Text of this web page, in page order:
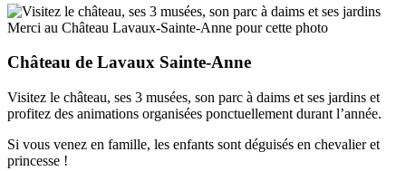
Merci au Château Lavaux-Sainte-Anne pour cette photo
Château de Lavaux Sainte-Anne
Visitez le château, ses 3 musées, son parc à daims et ses jardins et
profitez des animations organisées ponctuellement durant l’année.
Si vous venez en famille, les enfants sont déguisés en chevalier et
princesse !